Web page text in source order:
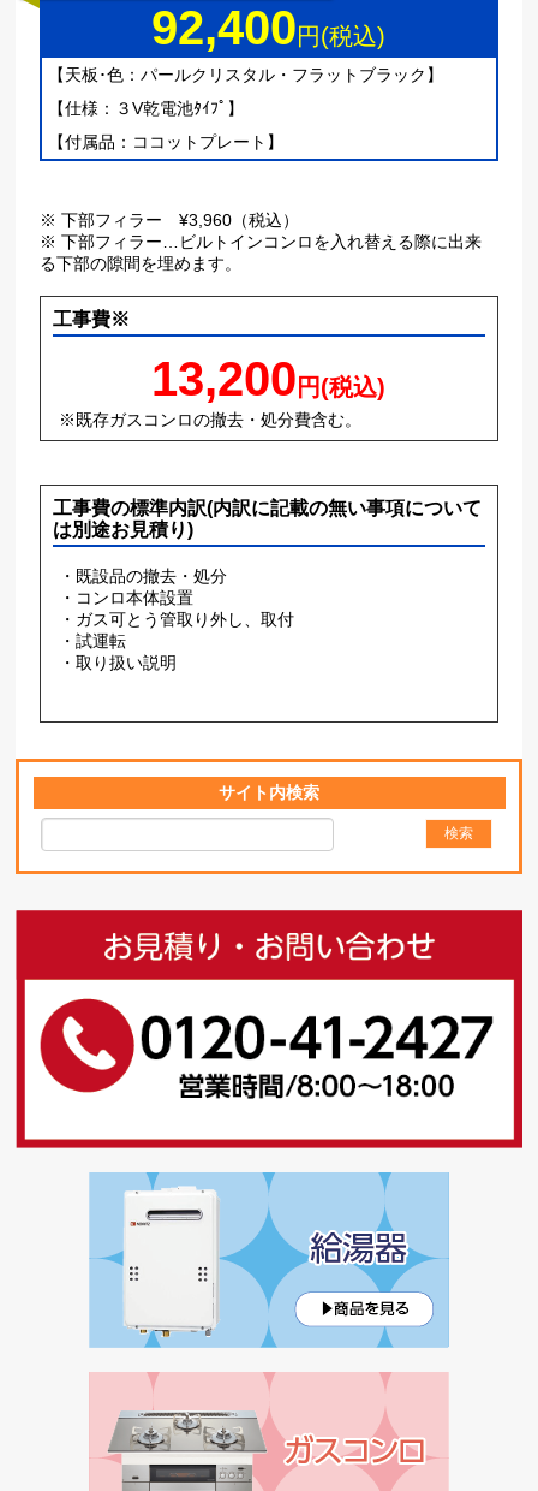
92,400円(税込)
【天板･色：パールクリスタル・フラットブラック】
【仕様：３V乾電池ﾀｲﾌﾟ】
【付属品：ココットプレート】
※ 下部フィラー ¥3,960（税込）
※ 下部フィラー…ビルトインコンロを入れ替える際に出来
る下部の隙間を埋めます。
工事費※
13,200 円(税込)
※既存ガスコンロの撤去・処分費含む。
工事費の標準内訳(内訳に記載の無い事項について
は別途お見積り)
・既設品の撤去・処分
・コンロ本体設置
・ガス可とう管取り外し、取付
・試運転
・取り扱い説明
サイト内検索